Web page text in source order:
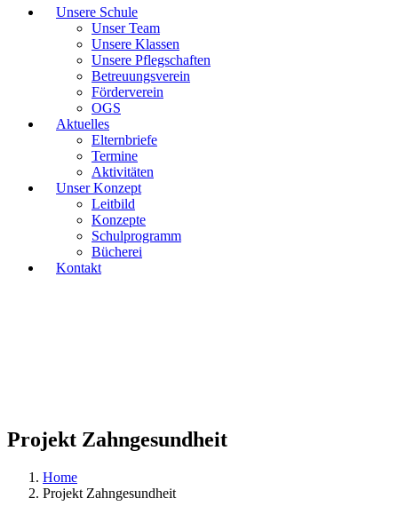
Unsere Schule
Unser Team
Unsere Klassen
Unsere Pflegschaften
Betreuungsverein
Förderverein
OGS
Aktuelles
Elternbriefe
Termine
Aktivitäten
Unser Konzept
Leitbild
Konzepte
Schulprogramm
Bücherei
Kontakt
Projekt Zahngesundheit
Home
Projekt Zahngesundheit